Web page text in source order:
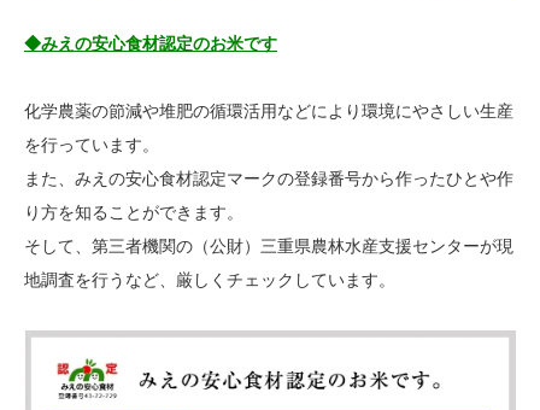
◆みえの安心食材認定のお米です
化学農薬の節減や堆肥の循環活用などにより環境にやさしい生産
を行っています。
また、みえの安心食材認定マークの登録番号から作ったひとや作
り方を知ることができます。
そして、第三者機関の（公財）三重県農林水産支援センターが現
地調査を行うなど、厳しくチェックしています。